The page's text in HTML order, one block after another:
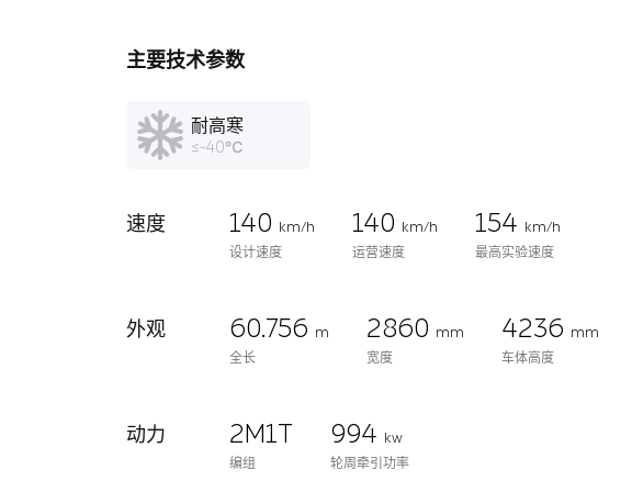
主要技术参数
耐高寒
≤-40℃
速度 140
km/h
设计速度
140
km/h
运营速度
154
km/h
最高实验速度
外观 60.756 m
全长
2860 mm
宽度
4236 mm
车体高度
动力 2M1T
编组
994
kw
轮周牵引功率